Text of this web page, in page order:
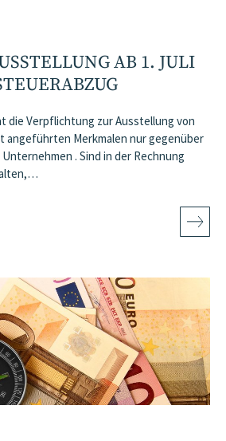
AB 1. JULI
die Verpflichtung zur Ausstellung von
angeführten Merkmalen nur gegenüber
. Sind in der Rechnung